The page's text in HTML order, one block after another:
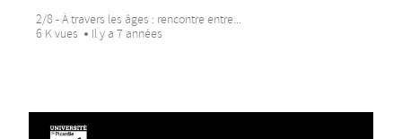
2/8 - À travers les âges : rencontre entre...
6 K vues
Il y a 7 années